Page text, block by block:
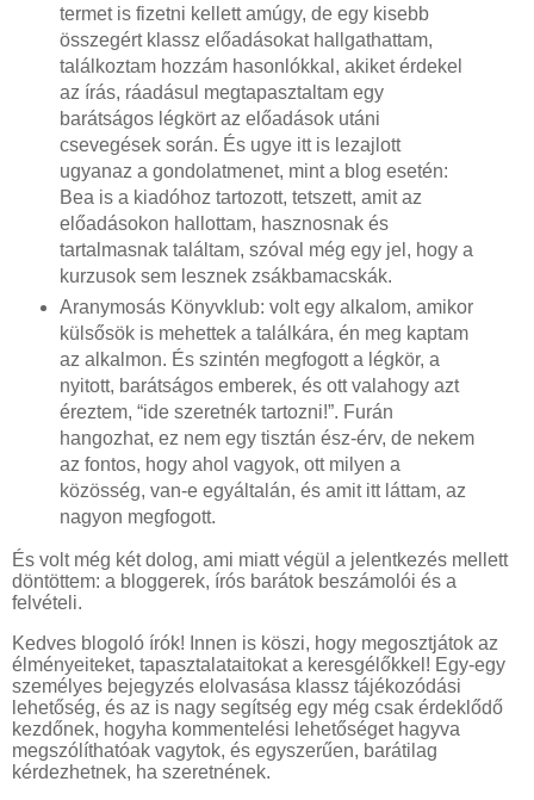
termet is fizetni kellett amúgy, de egy kisebb
összegért klassz előadásokat hallgathattam,
találkoztam hozzám hasonlókkal, akiket érdekel
az írás, ráadásul megtapasztaltam egy
barátságos légkört az előadások utáni
csevegések során. És ugye itt is lezajlott
ugyanaz a gondolatmenet, mint a blog esetén:
Bea is a kiadóhoz tartozott, tetszett, amit az
előadásokon hallottam, hasznosnak és
tartalmasnak találtam, szóval még egy jel, hogy a
kurzusok sem lesznek zsákbamacskák.
Aranymosás Könyvklub: volt egy alkalom, amikor
külsősök is mehettek a találkára, én meg kaptam
az alkalmon. És szintén megfogott a légkör, a
nyitott, barátságos emberek, és ott valahogy azt
éreztem, “ide szeretnék tartozni!”. Furán
hangozhat, ez nem egy tisztán ész-érv, de nekem
az fontos, hogy ahol vagyok, ott milyen a
közösség, van-e egyáltalán, és amit itt láttam, az
nagyon megfogott.
És volt még két dolog, ami miatt végül a jelentkezés mellett
döntöttem: a bloggerek, írós barátok beszámolói és a
felvételi.
Kedves blogoló írók! Innen is köszi, hogy megosztjátok az
élményeiteket, tapasztalataitokat a keresgélőkkel! Egy-egy
személyes bejegyzés elolvasása klassz tájékozódási
lehetőség, és az is nagy segítség egy még csak érdeklődő
kezdőnek, hogyha kommentelési lehetőséget hagyva
megszólíthatóak vagytok, és egyszerűen, barátilag
kérdezhetnek, ha szeretnének.